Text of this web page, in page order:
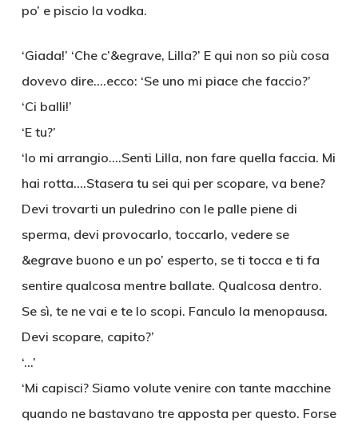
po’ e piscio la vodka.
‘Giada!’ ‘Che c’&egrave, Lilla?’ E qui non so più cosa
dovevo dire….ecco: ‘Se uno mi piace che faccio?’
‘Ci balli!’
‘E tu?’
‘Io mi arrangio….Senti Lilla, non fare quella faccia. Mi
hai rotta….Stasera tu sei qui per scopare, va bene?
Devi trovarti un puledrino con le palle piene di
sperma, devi provocarlo, toccarlo, vedere se
&egrave buono e un po’ esperto, se ti tocca e ti fa
sentire qualcosa mentre ballate. Qualcosa dentro.
Se sì, te ne vai e te lo scopi. Fanculo la menopausa.
Devi scopare, capito?’
‘…’
‘Mi capisci? Siamo volute venire con tante macchine
quando ne bastavano tre apposta per questo. Forse